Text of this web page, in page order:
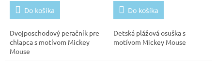
Do košíka
Dvojposchodový peračník pre
chlapca s motívom Mickey
Mouse
Do košíka
Detská plážová osuška s
motívom Mickey Mouse